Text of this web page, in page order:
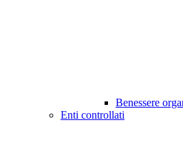
Benessere
Enti controllati